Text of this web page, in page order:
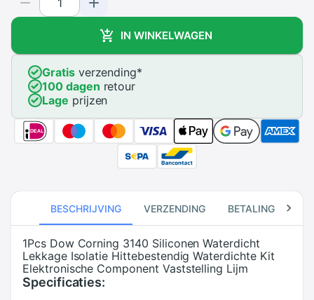
IN WINKELWAGEN
Gratisverzending*
100 dagen retour
Lage prijzen
BESCHRIJVING VERZENDING BETALING
1Pcs Dow Corning 3140 Siliconen Waterdicht
Lekkage Isolatie Hittebestendig Waterdichte Kit
Elektronische Component Vaststelling Lijm
Specificaties: